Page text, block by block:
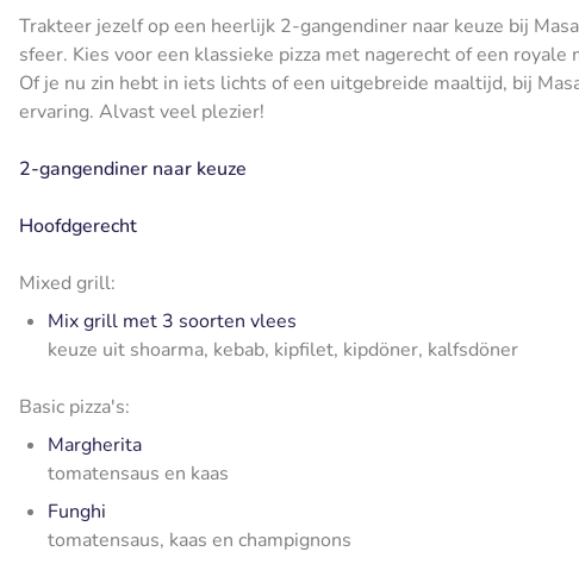
Trakteer jezelf op een heerlijk 2-gangendiner naar keuze bij
sfeer. Kies voor een klassieke pizza met nagerecht of een
Of je nu zin hebt in iets lichts of een uitgebreide maaltijd, bij
ervaring. Alvast veel plezier!
2-gangendiner naar keuze
Hoofdgerecht
Mixed grill:
Mix grill met 3 soorten vlees
keuze uit shoarma, kebab, kipfilet, kipdöner, kalfsdöner
Basic pizza's:
Margherita
tomatensaus en kaas
Funghi
tomatensaus, kaas en champignons